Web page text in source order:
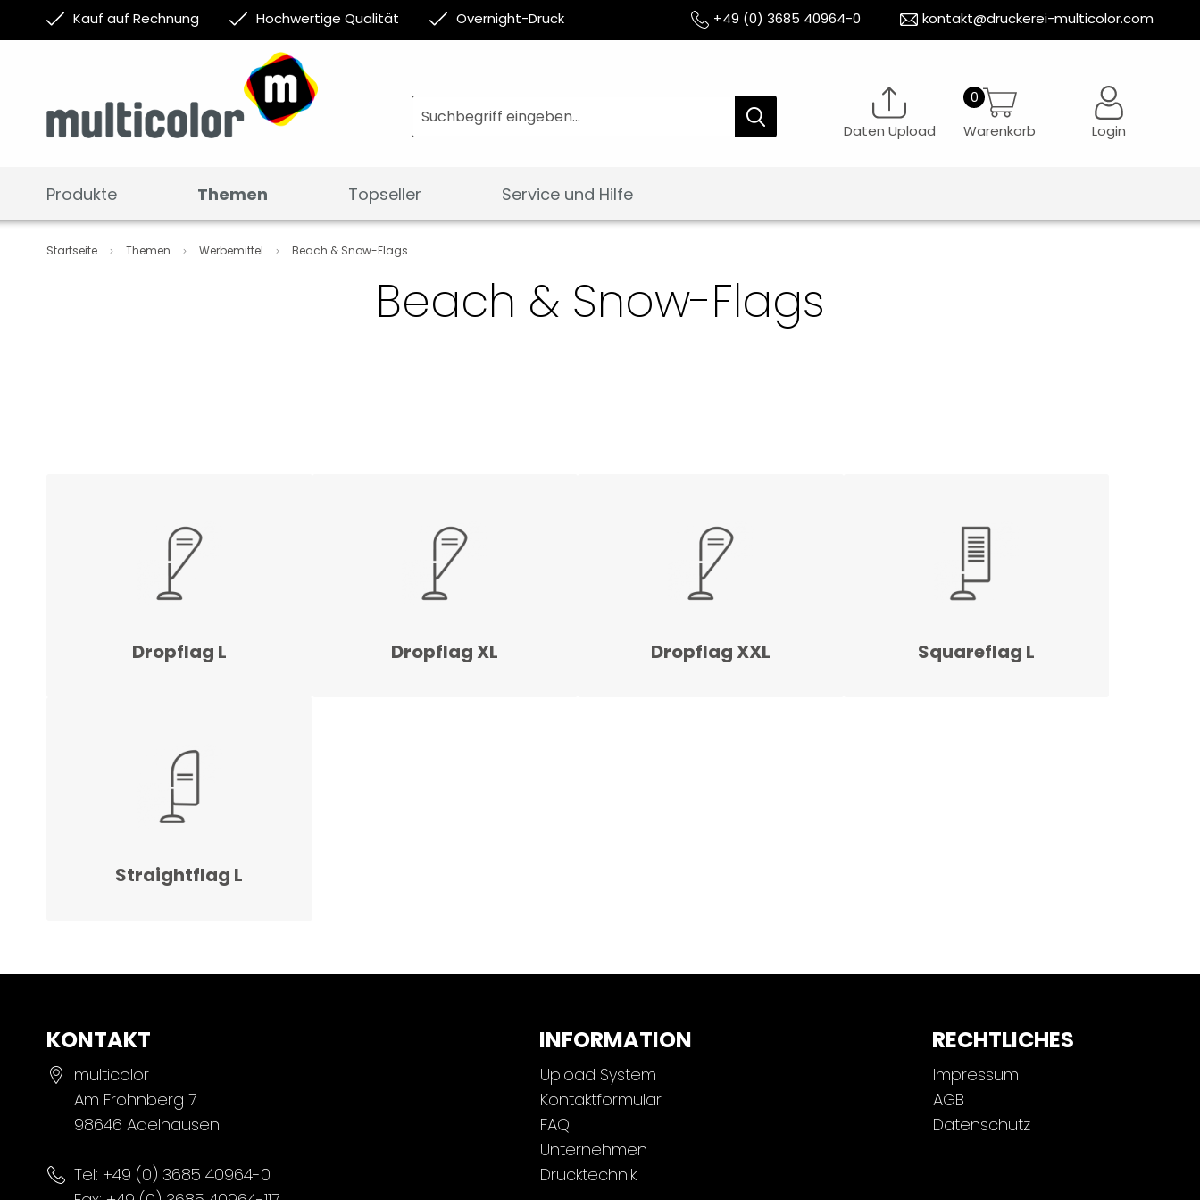
Kauf auf Rechnung Hochwertige Qualität Overnight-Druck +49 (0) 3685 40964-0 kontakt@druckerei-multicolor.com
Daten Upload Warenkorb Login
Produkte Themen Topseller Service und Hilfe
Startseite Themen Werbemittel Beach & Snow-Flags
Beach & Snow-Flags
Dropflag L Dropflag XL Dropflag XXL Squareflag L
Straightflag L
KONTAKT
multicolor
Am Frohnberg 7
98646 Adelhausen
Tel: +49 (0) 3685 40964-0
INFORMATION
Upload System
Kontaktformular
FAQ
Unternehmen
Drucktechnik
RECHTLICHES
Impressum
AGB
Datenschutz